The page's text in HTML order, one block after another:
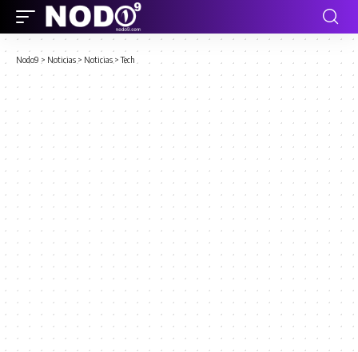
Nodo9 > Noticias > Noticias >Tech